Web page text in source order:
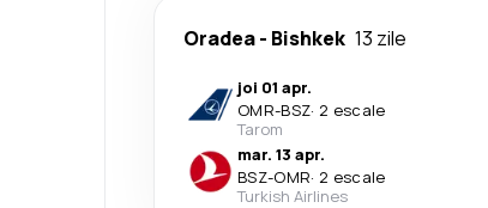
Oradea- Bishkek 13 zile
joi 01 apr.
OMR-BSZ· 2 escale
Tarom
mar. 13 apr.
BSZ-OMR· 2 escale
Turkish Airlines